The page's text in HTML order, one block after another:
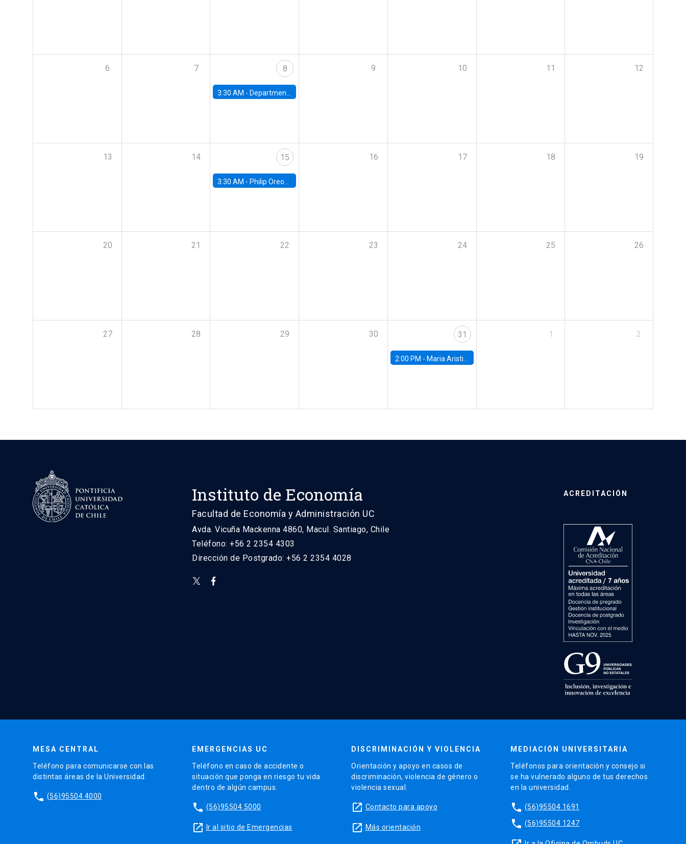
6 7 8
3:30 AM - Department Seminar: James Robinson
9 10 11 12
13 14 15
3:30 AM - Philip Oreopolous, University of Toronto
16 17 18 19
20 21 22 23 24 25 26
27 28 29 30 31
2:00 PM - Maria Aristizabal-Ramirez, FED Board
1 2
Instituto de Economía
Facultad de Economía y Administración UC
Avda. Vicuña Mackenna 4860, Macul. Santiago, Chile
Teléfono: +56 2 2354 4303
Dirección de Postgrado: +56 2 2354 4028
ACREDITACIÓN
MESA CENTRAL
Teléfono para comunicarse con las
distintas áreas de la Universidad.
phone (56)95504 4000
EMERGENCIAS UC
Teléfono en caso de accidente o
situación que ponga en riesgo tu vida
dentro de algún campus.
phone (56)95504 5000
launch Ir al sitio de Emergencias
DISCRIMINACIÓN Y VIOLENCIA
Orientación y apoyo en casos de
discriminación, violencia de género o
violencia sexual.
launch Contacto para apoyo
launch Más orientación
MEDIACIÓN UNIVERSITARIA
Teléfonos para orientación y consejo si
se ha vulnerado alguno de tus derechos
en la universidad.
phone (56)95504 1691
phone (56)95504 1247